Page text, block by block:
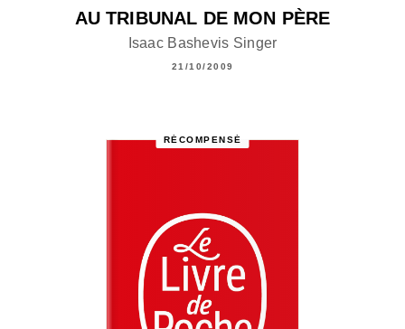
AU TRIBUNAL DE MON PÈRE
Isaac Bashevis Singer
21/10/2009
RÉCOMPENSÉ